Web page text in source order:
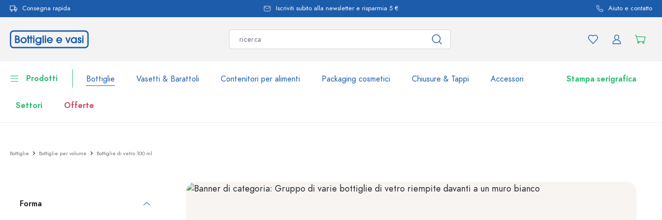
Passa alla navigazione principale
Consegna rapida Iscriviti subito alla newsletter e risparmia 5 € Aiuto e contatto
Prodotti Bottiglie Vasetti & Barattoli Contenitori per alimenti Packaging cosmetici Chiusure & Tappi Accessori Stampa serigrafica
Settori Offerte
Stoviglie
Bottiglie Estal Acquistate ora
Bottiglie Bottiglie per volume Bottiglie di vetro 100 ml
Forma